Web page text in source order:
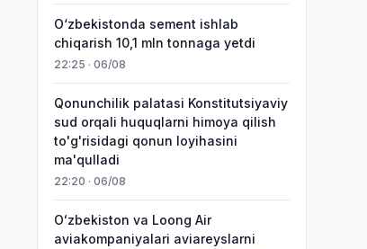
O‘zbekistonda sement ishlab
chiqarish 10,1 mln tonnaga yetdi
22:25 · 06/08
Qonunchilik palatasi Konstitutsiyaviy
sud orqali huquqlarni himoya qilish
to'g'risidagi qonun loyihasini
ma'qulladi
22:20 · 06/08
Oʻzbekiston va Loong Air
aviakompaniyalari aviareyslarni